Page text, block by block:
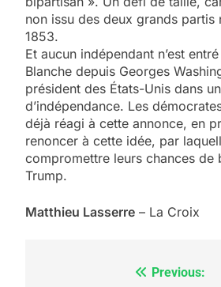
non issu des deux grands partis
1853.
Et aucun indépendant n’est
Blanche depuis Georges
président des États-Unis dans
d’indépendance. Les
déjà réagi à cette annonce, en
renoncer à cette idée, par
compromettre leurs chances de
Trump.
Matthieu Lasserre – La Croix
Previous: